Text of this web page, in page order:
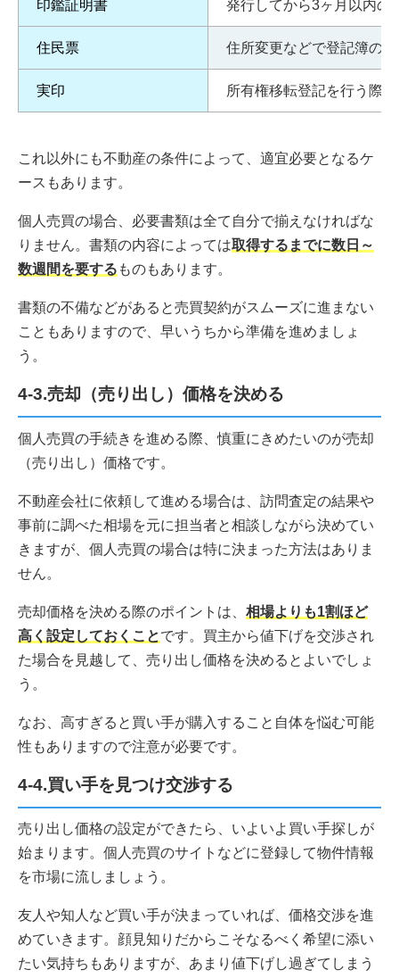
印鑑証明書 発行してから3ヶ月以内の
住民票 住所変更などで登記簿の
実印 所有権移転登記を行う際
これ以外にも不動産の条件によって、適宜必要となるケ
ースもあります。
個人売買の場合、必要書類は全て自分で揃えなければな
りません。書類の内容によっては取得するまでに数日～
数週間を要する ものもあります。
書類の不備などがあると売買契約がスムーズに進まない
こともありますので、早いうちから準備を進めましょ
う。
4-3.売却（売り出し）価格を決める
個人売買の手続きを進める際、慎重にきめたいのが売却
（売り出し）価格です。
不動産会社に依頼して進める場合は、訪問査定の結果や
事前に調べた相場を元に担当者と相談しながら決めてい
きますが、個人売買の場合は特に決まった方法はありま
せん。
売却価格を決める際のポイントは、 相場よりも1割ほど
高く設定しておくことです。買主から値下げを交渉され
た場合を見越して、売り出し価格を決めるとよいでしょ
う。
なお、高すぎると買い手が購入すること自体を悩む可能
性もありますので注意が必要です。
4-4.買い手を見つけ交渉する
売り出し価格の設定ができたら、いよいよ買い手探しが
始まります。個人売買のサイトなどに登録して物件情報
を市場に流しましょう。
友人や知人など買い手が決まっていれば、価格交渉を進
めていきます。顔見知りだからこそなるべく希望に添い
たい気持ちもありますが、あまり値下げし過ぎてしまう